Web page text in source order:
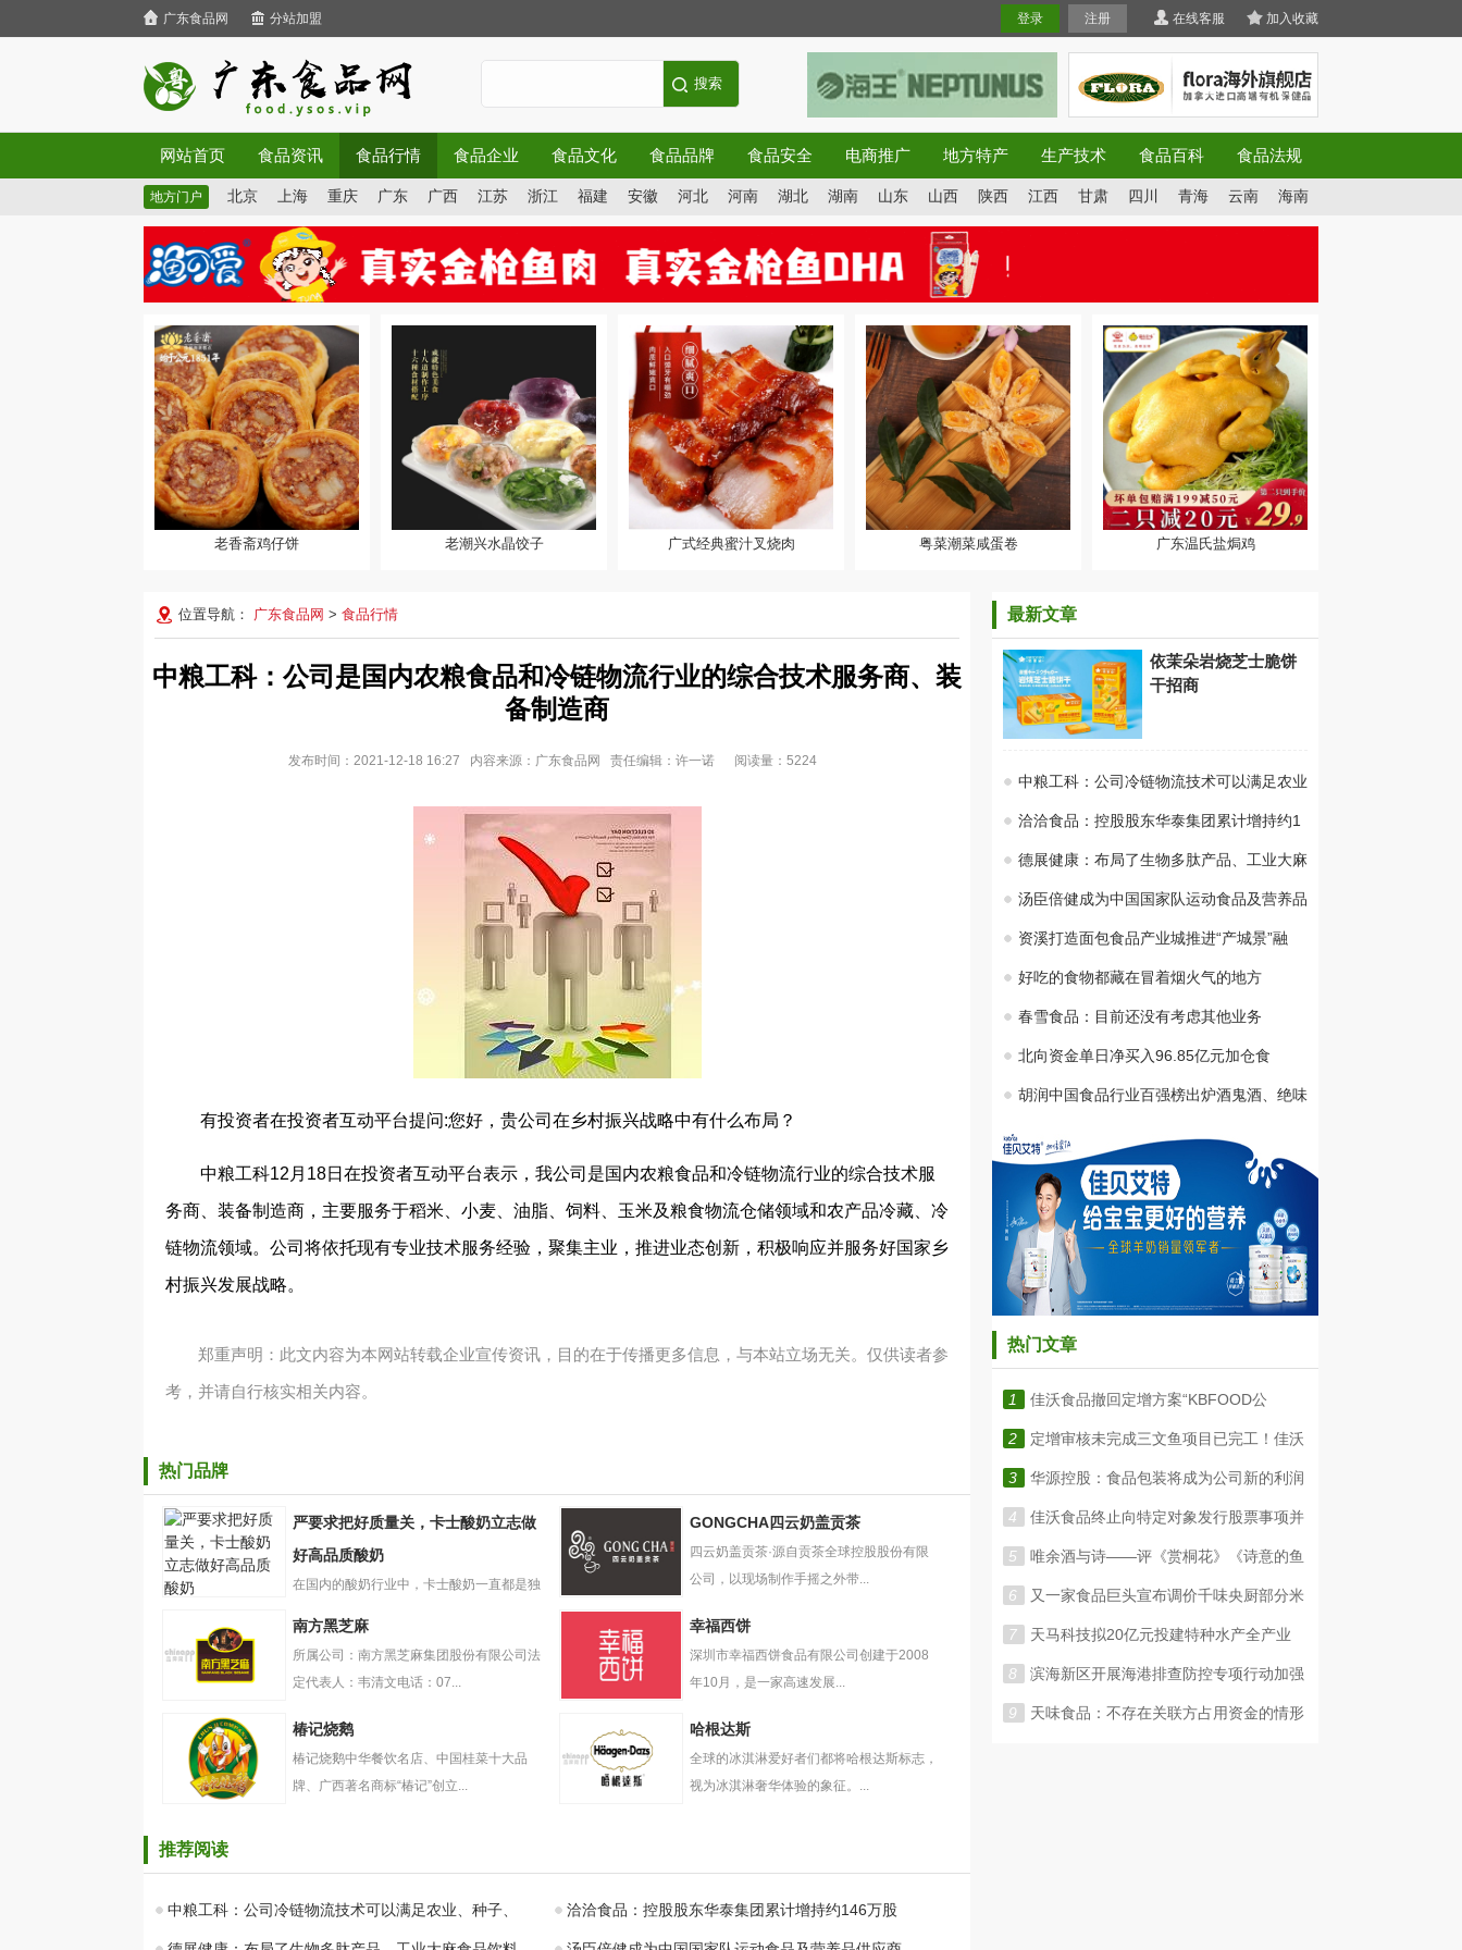
广东食品网 分站加盟 加入收藏
在线客服
注册
登录
网站首页 食品资讯 食品行情 食品企业 食品文化 食品品牌 食品安全 电商推广 地方特产 生产技术 食品百科 食品法规
地方门户 北京 上海 重庆 广东 广西 江苏 浙江 福建 安徽 河北 河南 湖北 湖南 山东 山西 陕西 江西 甘肃 四川 青海 云南 海南
老香斋鸡仔饼老香斋鸡仔饼 老潮兴水晶饺子
老潮兴水晶饺子 广式经典蜜汁叉烧肉
广式经典蜜汁叉烧肉 粤菜潮菜咸蛋卷
粤菜潮菜咸蛋卷 广东温氏盐焗鸡
广东温氏盐焗鸡
位置导航： 广东食品网 > 食品行情
中粮工科：公司是国内农粮食品和冷链物流行业的综合技术服务商、装
备制造商
发布时间：2021-12-18 16:27 内容来源：广东食品网 责任编辑：许一诺 阅读量：5224
有投资者在投资者互动平台提问:您好，贵公司在乡村振兴战略中有什么布局？
中粮工科12月18日在投资者互动平台表示，我公司是国内农粮食品和冷链物流行业的综合技术服
务商、装备制造商，主要服务于稻米、小麦、油脂、饲料、玉米及粮食物流仓储领域和农产品冷藏、冷
链物流领域。公司将依托现有专业技术服务经验，聚集主业，推进业态创新，积极响应并服务好国家乡
村振兴发展战略。
郑重声明：此文内容为本网站转载企业宣传资讯，目的在于传播更多信息，与本站立场无关。仅供读者参
考，并请自行核实相关内容。
热门品牌
关，卡士酸奶立
志做好高品质酸
严要求把好质量关，卡士酸奶立志做
好高品质酸奶
在国内的酸奶行业中，卡士酸奶一直都是独
GONGCHA四云
奶盖贡茶
GONGCHA四云奶盖贡茶
四云奶盖贡茶·源自贡茶全球控股股份有限
公司，以现场制作手摇之外带...
南方黑芝麻
南方黑芝麻
所属公司：南方黑芝麻集团股份有限公司法
定代表人：韦清文电话：07...
幸福西饼
深圳市幸福西饼食品有限公司创建于2008
年10月，是一家高速发展...
椿记烧鹅
椿记烧鹅中华餐饮名店、中国桂菜十大品
牌、广西著名商标“椿记”创立...
哈根达斯
全球的冰淇淋爱好者们都将哈根达斯标志，
视为冰淇淋奢华体验的象征。...
推荐阅读
中粮工科：公司冷链物流技术可以满足农业、种子、 洽洽食品：控股股东华泰集团累计增持约146万股
最新文章
依茉朵岩烧芝士脆饼
干招商
中粮工科：公司冷链物流技术可以满足农业
洽洽食品：控股股东华泰集团累计增持约1
德展健康：布局了生物多肽产品、工业大麻
汤臣倍健成为中国国家队运动食品及营养品
资溪打造面包食品产业城推进“产城景”融
好吃的食物都藏在冒着烟火气的地方
春雪食品：目前还没有考虑其他业务
北向资金单日净买入96.85亿元加仓食
胡润中国食品行业百强榜出炉酒鬼酒、绝味
热门文章
1 佳沃食品撤回定增方案“KBFOOD公
2 定增审核未完成三文鱼项目已完工！佳沃
3 华源控股：食品包装将成为公司新的利润
4 佳沃食品终止向特定对象发行股票事项并
5 唯余酒与诗——评《赏桐花》《诗意的鱼
6 又一家食品巨头宣布调价千味央厨部分米
7 天马科技拟20亿元投建特种水产全产业
8 滨海新区开展海港排查防控专项行动加强
9 天味食品：不存在关联方占用资金的情形